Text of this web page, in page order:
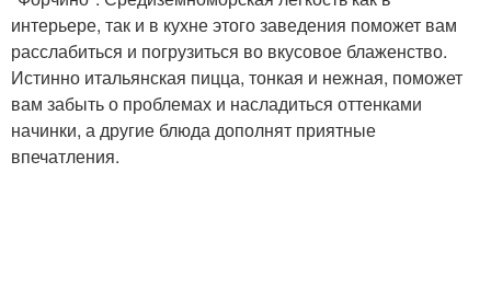
интерьере, так и в кухне этого заведения поможет вам
расслабиться и погрузиться во вкусовое блаженство.
Истинно итальянская пицца, тонкая и нежная, поможет
вам забыть о проблемах и насладиться оттенками
начинки, а другие блюда дополнят приятные
впечатления.